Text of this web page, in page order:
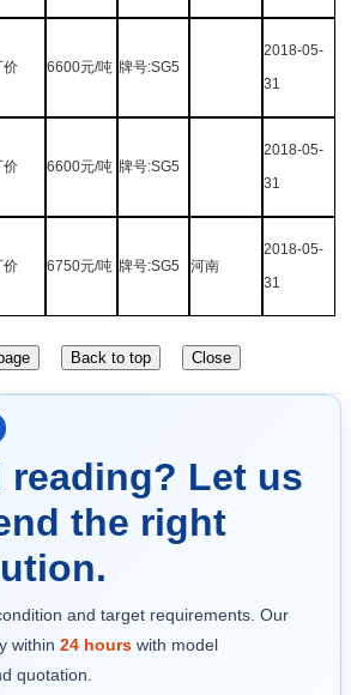
价 6600元/吨 牌号:SG5
2018-05-
31
价 6600元/吨 牌号:SG5
2018-05-
31
价 6750元/吨 牌号:SG5 河南
2018-05-
31
reading? Let us
the right
and target requirements. Our
within 24 hours with model
quotation.